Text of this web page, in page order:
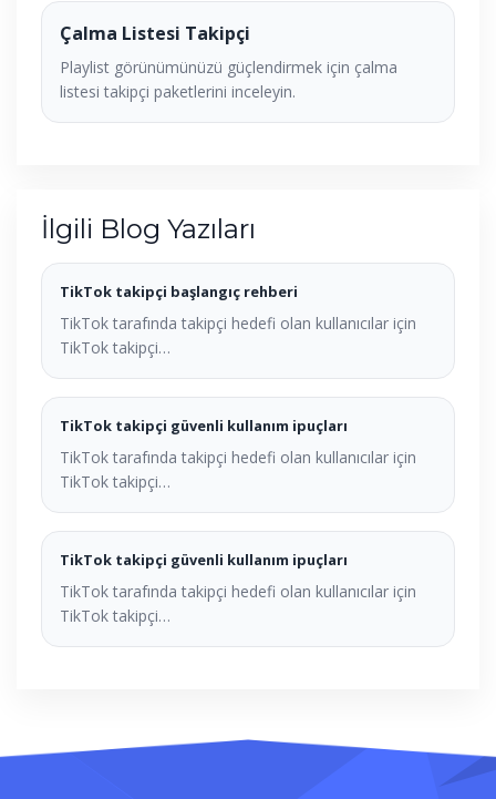
Çalma Listesi Takipçi
Playlist görünümünüzü güçlendirmek için çalma
listesi takipçi paketlerini inceleyin.
İlgili Blog Yazıları
TikTok takipçi başlangıç rehberi
TikTok tarafında takipçi hedefi olan kullanıcılar için
TikTok takipçi…
TikTok takipçi güvenli kullanım ipuçları
TikTok tarafında takipçi hedefi olan kullanıcılar için
TikTok takipçi…
TikTok takipçi güvenli kullanım ipuçları
TikTok tarafında takipçi hedefi olan kullanıcılar için
TikTok takipçi…